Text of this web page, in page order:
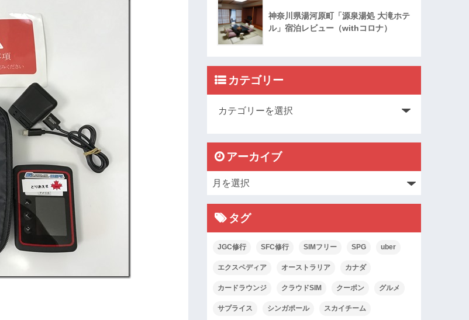
神奈川県湯河原町「源泉湯処 大滝ホテ
ル」宿泊レビュー（withコロナ）
カテゴリー
アーカイブ
タグ
JGC修行 SFC修行 SIMフリー SPG uber
エクスペディア オーストラリア カナダ
カードラウンジ クラウドSIM クーポン グルメ
サプライス シンガポール スカイチーム